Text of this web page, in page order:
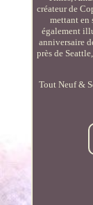
créateur de
mettant en
également
anniversaire
près de
Tout Neuf &